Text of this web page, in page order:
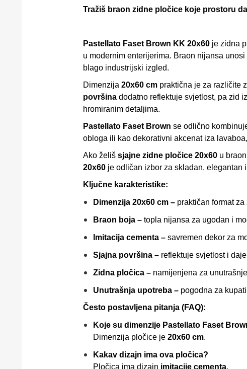
Tražiš braon zidne pločice koje prostoru
Pastellato Faset Brown KK 20x60je zidna
u modernim enterijerima. Braon nijansa
blago industrijski izgled.
Dimenzija 20x60 cmpraktična je za različite
površinadodatno reflektuje svjetlost, pa zid
hromiranim detaljima.
Pastellato Faset Brown se odlično
obloga ili kao dekorativni akcenat iza
Ako želiš sjajne zidne pločice 20x60u braon
20x60je odličan izbor za skladan, elegantan
Ključne karakteristike:
Dimenzija 20x60 cm –praktičan format za
Braon boja –topla nijansa za ugodan i
Imitacija cementa –savremen dekor za
Sjajna površina –reflektuje svjetlost i
Zidna pločica –namijenjena za
Unutrašnja upotreba –pogodna za
Često postavljena pitanja (FAQ):
Koje su dimenzije Pastellato Faset
Dimenzija pločice je 20x60 cm.
Kakav dizajn ima ova pločica?
Pločica ima dizajn imitacije cementa.